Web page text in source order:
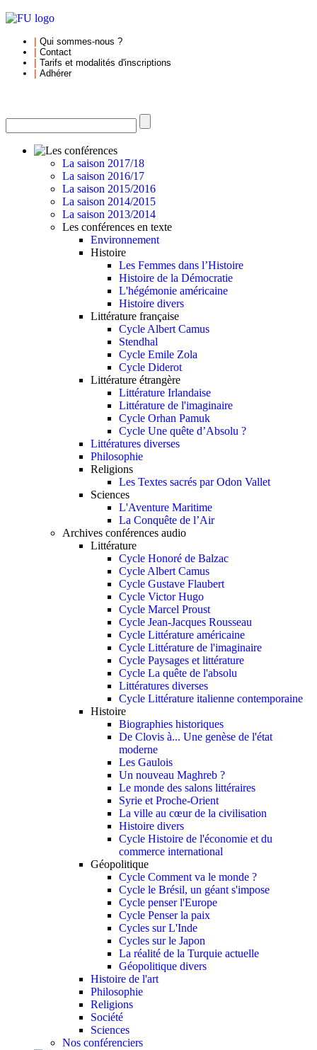
Qui sommes-nous ?
Contact
Tarifs et modalités d'inscriptions
Adhérer
La saison 2017/18
La saison 2016/17
La saison 2015/2016
La saison 2014/2015
La saison 2013/2014
Les conférences en texte
Environnement
Histoire
Les Femmes dans l’Histoire
Histoire de la Démocratie
L'hégémonie américaine
Histoire divers
Littérature française
Cycle Albert Camus
Stendhal
Cycle Emile Zola
Cycle Diderot
Littérature étrangère
Littérature Irlandaise
Littérature de l'imaginaire
Cycle Orhan Pamuk
Cycle Une quête d’Absolu ?
Littératures diverses
Philosophie
Religions
Les Textes sacrés par Odon Vallet
Sciences
L'Aventure Maritime
La Conquête de l’Air
Archives conférences audio
Littérature
Cycle Honoré de Balzac
Cycle Albert Camus
Cycle Gustave Flaubert
Cycle Victor Hugo
Cycle Marcel Proust
Cycle Jean-Jacques Rousseau
Cycle Littérature américaine
Cycle Littérature de l'imaginaire
Cycle Paysages et littérature
Cycle La quête de l'absolu
Littératures diverses
Cycle Littérature italienne contemporaine
Histoire
Biographies historiques
De Clovis à... Une genèse de l'état
moderne
Les Gaulois
Un nouveau Maghreb ?
Le monde des salons littéraires
Syrie et Proche-Orient
La ville au cœur de la civilisation
Histoire divers
Cycle Histoire de l'économie et du
commerce international
Géopolitique
Cycle Comment va le monde ?
Cycle le Brésil, un géant s'impose
Cycle penser l'Europe
Cycle Penser la paix
Cycles sur L'Inde
Cycles sur le Japon
La réalité de la Turquie actuelle
Géopolitique divers
Histoire de l'art
Philosophie
Religions
Société
Sciences
Nos conférenciers